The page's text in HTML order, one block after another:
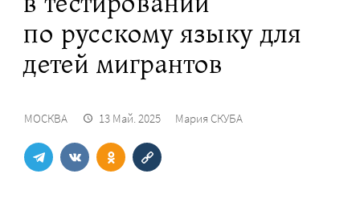
по русскому языку для
детей мигрантов
МОСКВА 13 Май. 2025 Мария СКУБА